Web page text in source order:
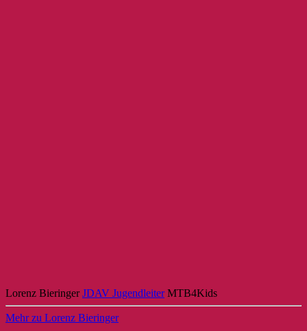
Lorenz Bieringer JDAV Jugendleiter MTB4Kids
Mehr zu Lorenz Bieringer